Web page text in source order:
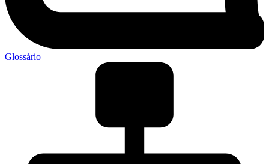
Glossário